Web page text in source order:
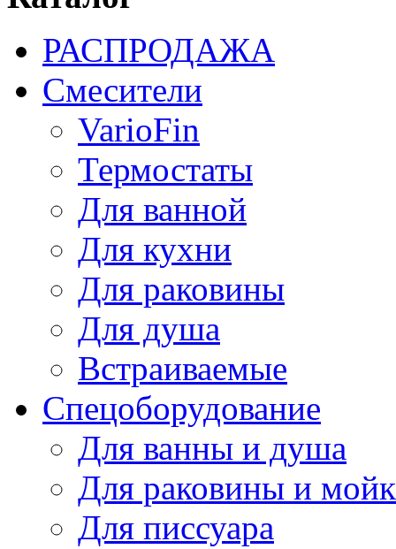
РАСПРОДАЖА
Смесители
VarioFin
Термостаты
Для ванной
Для кухни
Для раковины
Для душа
Встраиваемые
Спецоборудование
Для ванны и душа
Для раковины и
Для писсуара